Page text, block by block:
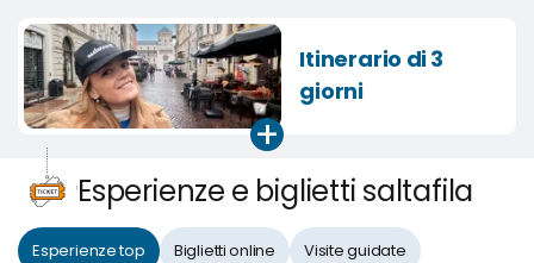
Itinerario di 3
giorni
+
Esperienze e biglietti saltafila
Esperienze top Biglietti online Visite guidate